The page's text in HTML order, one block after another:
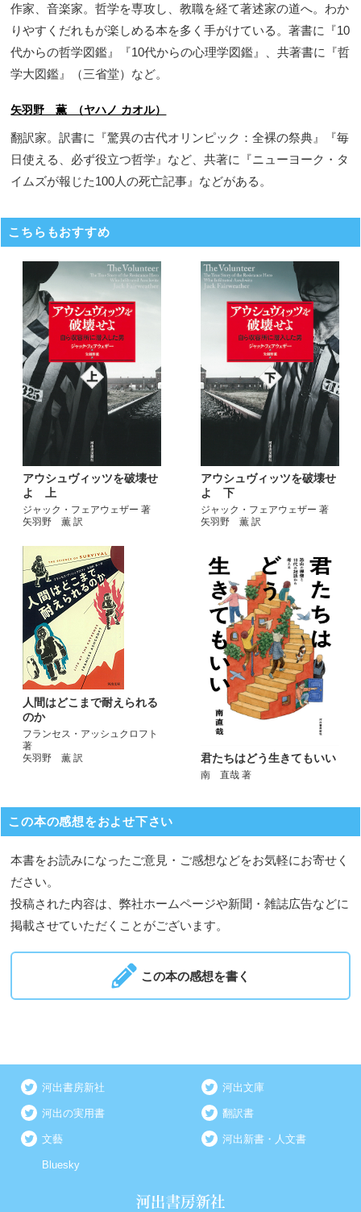
作家、音楽家。哲学を専攻し、教職を経て著述家の道へ。わか
りやすくだれもが楽しめる本を多く手がけている。著書に『10
代からの哲学図鑑』『10代からの心理学図鑑』、共著書に『哲
学大図鑑』（三省堂）など。
矢羽野 薫 （ヤハノ カオル）
翻訳家。訳書に『驚異の古代オリンピック：全裸の祭典』『毎
日使える、必ず役立つ哲学』など、共著に『ニューヨーク・タ
イムズが報じた100人の死亡記事』などがある。
こちらもおすすめ
アウシュヴィッツを破壊せ
よ 上
ジャック・フェアウェザー 著
矢羽野 薫 訳
アウシュヴィッツを破壊せ
よ 下
ジャック・フェアウェザー 著
矢羽野 薫 訳
人間はどこまで耐えられる
のか
フランセス・アッシュクロフト
著
矢羽野 薫 訳
君たちはどう生きてもいい
南 直哉 著
この本の感想をおよせ下さい
本書をお読みになったご意見・ご感想などをお気軽にお寄せく
ださい。
投稿された内容は、弊社ホームページや新聞・雑誌広告などに
掲載させていただくことがございます。
この本の感想を書く
河出書房新社 河出文庫
河出の実用書 翻訳書
文藝 河出新書・人文書
Bluesky